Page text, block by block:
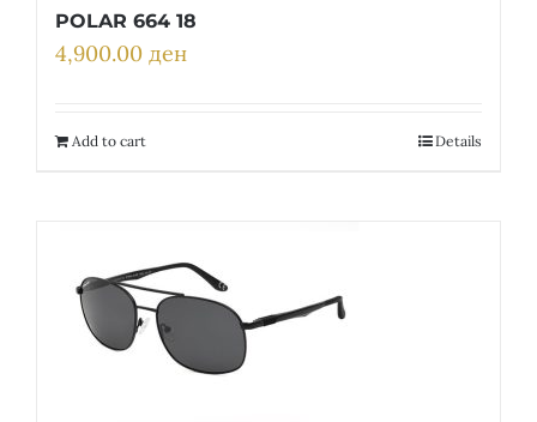
POLAR 664 18
4,900.00 ден
Add to cart Details